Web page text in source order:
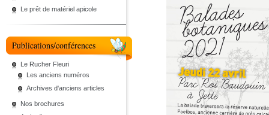
Le prêt de matériel apicole
Publications/conférences
Le Rucher Fleuri
Les anciens numéros
Archives d'anciens articles
Nos brochures